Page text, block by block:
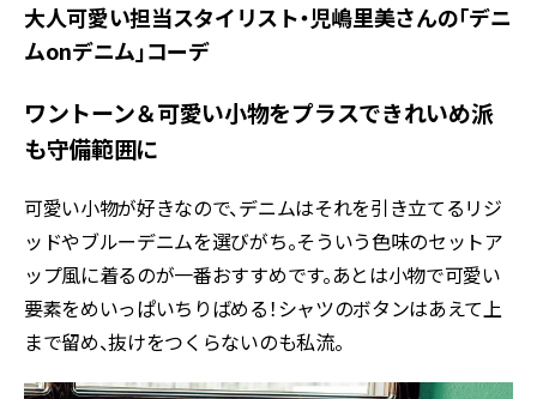
大人可愛い担当スタイリスト・児嶋里美さんの「デニ
ムonデニム」コーデ
ワントーン＆可愛い小物をプラスできれいめ派
も守備範囲に
可愛い小物が好きなので、デニムはそれを引き立てるリジ
ッドやブルーデニムを選びがち。そういう色味のセットア
ップ風に着るのが一番おすすめです。あとは小物で可愛い
要素をめいっぱいちりばめる！シャツのボタンはあえて上
まで留め、抜けをつくらないのも私流。